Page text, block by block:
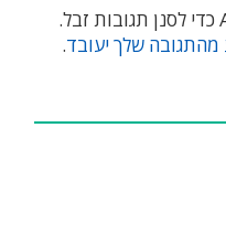
מהתגובה שלך יעובד.